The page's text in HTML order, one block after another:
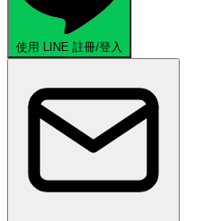
使用 LINE 註冊/登入